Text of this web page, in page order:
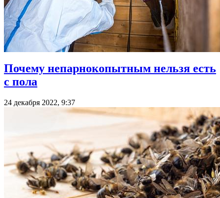
Почему непарнокопытным нельзя есть
с пола
24 декабря 2022, 9:37